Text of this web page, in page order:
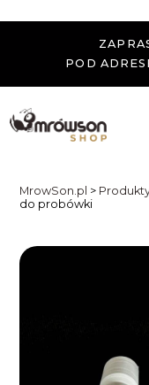
POD
MrowSon.pl >
do probówki